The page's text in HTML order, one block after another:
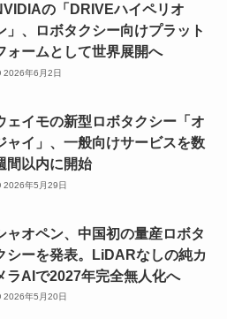
の「DRIVEハイペリオ
」、ロボタクシー向けプラット
ォームとして世界展開へ
2026年6月2日
ェイモの新型ロボタクシー「オ
ャイ」、一般向けサービスを数
間以内に開始
2026年5月29日
ャオペン、中国初の量産ロボタ
シーを発表。LiDARなしの純カ
ラAIで2027年完全無人化へ
2026年5月20日